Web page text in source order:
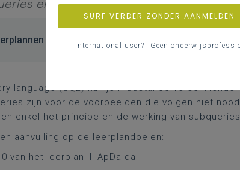
en hoe kun je ze gebruiken?
language(SQL) kun je meestal op
zijn voor de voorbeelden die volgen niet
enkel het principe en de werking van
aanvulling op de leerplandoelen:
van het leerplan III-ApDa-da
SURF VERDER ZONDER AANMELDEN
International user? Geen